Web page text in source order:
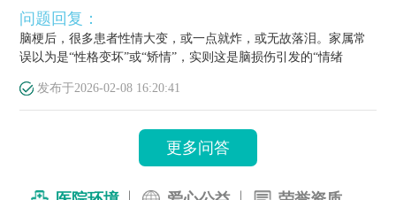
问题回复：
脑梗后，很多患者性情大变，或一点就炸，或无故落泪。家属常
误以为是“性格变坏”或“矫情”，实则这是脑损伤引发的“情绪
发布于2026-02-08 16:20:41
更多问答